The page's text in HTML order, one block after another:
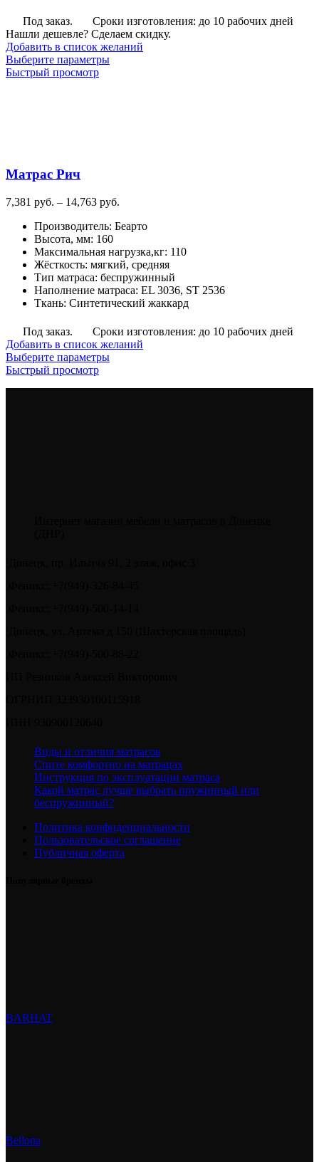
Под заказ.
Сроки изготовления: до 10 рабочих дней
Нашли дешевле? Сделаем скидку.
Добавить в список желаний
Выберите параметрыЭтот
Быстрый просмотр
Матрас Рич
7,381 руб. – 14,763 руб.
7,381
–
14,763
руб.
Производитель: Беарто
Высота, мм: 160
Максимальная нагрузка,кг: 110
Жёсткость: мягкий, средняя
Тип матраса: беспружинный
Наполнение матраса: EL 3036, ST 2536
Ткань: Синтетический жаккард
Под заказ.
Сроки изготовления: до 10 рабочих дней
Добавить в список желаний
Выберите параметрыЭтот
Быстрый просмотр
Виды и отличия матрасов
Спите комфортно на матрацах
Инструкция по эксплуатации матраса
Какой матрас лучше выбрать пружинный или
беспружинный?
Политика конфиденциальности
Пользовательское соглашение
Публичная оферта
BARHAT
Bellona